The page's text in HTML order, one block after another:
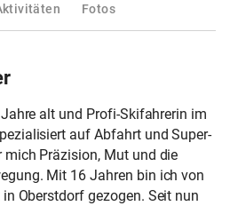
Fotos
alt und Profi-Skifahrerin im
auf Abfahrt und Super-
mich Präzision, Mut und die
Mit 16 Jahren bin ich von
Oberstdorf gezogen. Seit nun